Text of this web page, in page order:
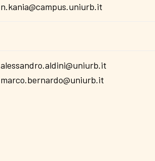
n.kania@campus.uniurb.it
alessandro.aldini@uniurb.it
marco.bernardo@uniurb.it